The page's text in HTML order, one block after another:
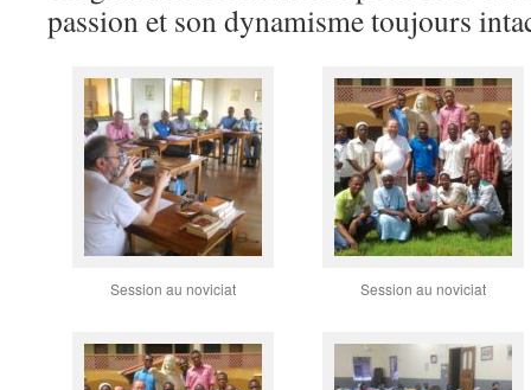
passion et son dynamisme toujours
Session au noviciat Session au noviciat